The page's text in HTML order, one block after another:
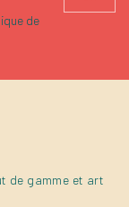
de
de gamme et art